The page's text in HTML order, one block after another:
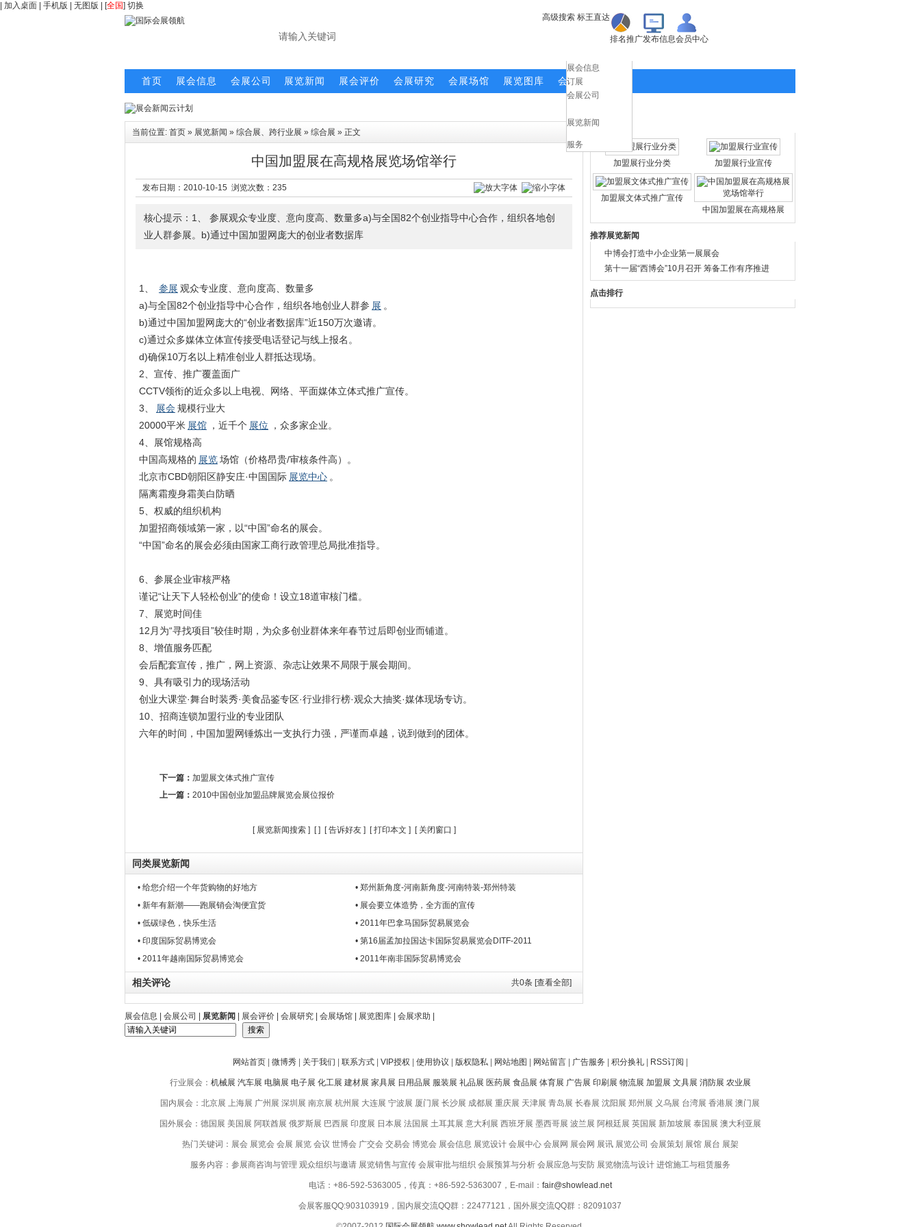
加入桌面 手机版 无图版 | [全国] 切换
展会信息
订展
会展公司
展览新闻
服务
高级搜索 标王直达
排名推广发布信息会员中心
首页 展会信息 会展公司 展览新闻 展会评价 会展研究 会展场馆 展览图库 会展求助
当前位置: 首页 » 展览新闻 » 综合展、跨行业展 » 综合展 » 正文
中国加盟展在高规格展览场馆举行
发布日期：2010-10-15 浏览次数： 235
核心提示：1、 参展观众专业度、意向度高、数量多a)与全国82个创业指导中心合作，组织各地创
业人群参展。b)通过中国加盟网庞大的创业者数据库
1、 参展 观众专业度、意向度高、数量多
a)与全国82个创业指导中心合作，组织各地创业人群参 展 。
b)通过中国加盟网庞大的“创业者数据库”近150万次邀请。
c)通过众多媒体立体宣传接受电话登记与线上报名。
d)确保10万名以上精准创业人群抵达现场。
2、宣传、推广覆盖面广
CCTV领衔的近众多以上电视、网络、平面媒体立体式推广宣传。
3、
展会规模行业大
20000平米 展馆 ，近千个 展位
，众多家企业。
4、展馆规格高
中国高规格的 展览场馆（价格昂贵/审核条件高）。
北京市CBD朝阳区静安庄·中国国际 展览中心 。
隔离霜瘦身霜美白防晒
5、权威的组织机构
加盟招商领域第一家，以“中国”命名的展会。
“中国”命名的展会必须由国家工商行政管理总局批准指导。
6、参展企业审核严格
谨记“让天下人轻松创业”的使命！设立18道审核门槛。
7、展览时间佳
12月为“寻找项目”较佳时期，为众多创业群体来年春节过后即创业而铺道。
8、增值服务匹配
会后配套宣传，推广，网上资源、杂志让效果不局限于展会期间。
9、具有吸引力的现场活动
创业大课堂·舞台时装秀·美食品鉴专区·行业排行榜·观众大抽奖·媒体现场专访。
10、招商连锁加盟行业的专业团队
六年的时间，中国加盟网锤炼出一支执行力强，严谨而卓越，说到做到的团体。
下一篇： 加盟展文体式推广宣传
上一篇： 2010中国创业加盟品牌展览会展位报价
[ 展览新闻搜索] [] [告诉好友] [打印本文 ] [ 关闭窗口 ]
同类展览新闻
• 给您介绍一个年货购物的好地方
• 郑州新角度-河南新角度-河南特装-郑州特装
• 新年有新潮——跑展销会淘便宜货
• 展会要立体造势，全方面的宣传
• 低碳绿色，快乐生活
• 2011年巴拿马国际贸易展览会
• 印度国际贸易博览会
• 第16届孟加拉国达卡国际贸易展览会DITF-2011
• 2011年越南国际贸易博览会
• 2011年南非国际贸易博览会
共0条 [查看全部]
相关评论
推荐图文
加盟展行业分类 加盟展行业宣传
加盟展文体式推广宣传
中国加盟展在高规格展
推荐展览新闻
中博会打造中小企业第一展展会
第十一届“西博会”10月召开 筹备工作有序推进
点击排行
展会信息 | 会展公司 | 展览新闻 | 展会评价 | 会展研究 | 会展场馆 | 展览图库 | 会展求助 |
网站首页| 微博秀| 关于我们 | 联系方式| VIP授权 | 使用协议 | 版权隐私 | 网站地图 | 网站留言| 广告服务 | 积分换礼| RSS订阅 |
行业展会： 机械展 汽车展 电脑展 电子展 化工展 建材展 家具展 日用品展 服装展 礼品展 医药展 食品展 体育展 广告展 印刷展 物流展 加盟展 文具展 消防展 农业展
国内展会：北京展 上海展 广州展 深圳展 南京展 杭州展 大连展 宁波展 厦门展 长沙展 成都展 重庆展 天津展 青岛展 长春展 沈阳展 郑州展 义乌展 台湾展 香港展 澳门展
国外展会：德国展 美国展 阿联酋展 俄罗斯展 巴西展 印度展 日本展 法国展 土耳其展 意大利展 西班牙展 墨西哥展 波兰展 阿根廷展 英国展 新加坡展 泰国展 澳大利亚展
热门关键词：展会 展览会 会展 展览 会议 世博会 广交会 交易会 博览会 展会信息 展览设计 会展中心 会展网 展会网 展讯 展览公司 会展策划 展馆 展台 展架
服务内容：参展商咨询与管理 观众组织与邀请 展览销售与宣传 会展审批与组织 会展预算与分析 会展应急与安防 展览物流与设计 进馆施工与租赁服务
电话：+86-592-5363005，传真：+86-592-5363007，E-mail： fair@showlead.net
会展客服QQ:903103919，国内展交流QQ群：22477121，国外展交流QQ群：82091037